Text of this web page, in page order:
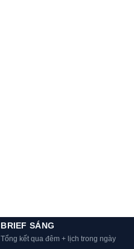
BRIEF SÁNG
Tổng kết qua đêm + lịch trong ngày